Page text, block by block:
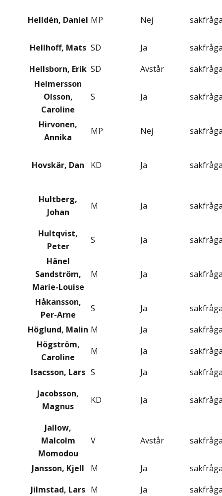
Helldén, Daniel MP Nej
Hellhoff, Mats SD Ja
Hellsborn, Erik SD Avstår
Helmersson
Olsson,
Caroline
S Ja
Hirvonen,
Annika
MP Nej
Hovskär, Dan KD Ja
Hultberg,
Johan
M Ja
Hultqvist,
Peter
S Ja
Hänel
Sandström,
Marie-Louise
M Ja
Håkansson,
Per-Arne
S Ja
Höglund, Malin M Ja
Högström,
Caroline
M Ja
Isacsson, Lars S Ja
Jacobsson,
Magnus
KD Ja
Jallow,
Malcolm
Momodou
V Avstår
Jansson, Kjell M Ja
Jilmstad, Lars M Ja